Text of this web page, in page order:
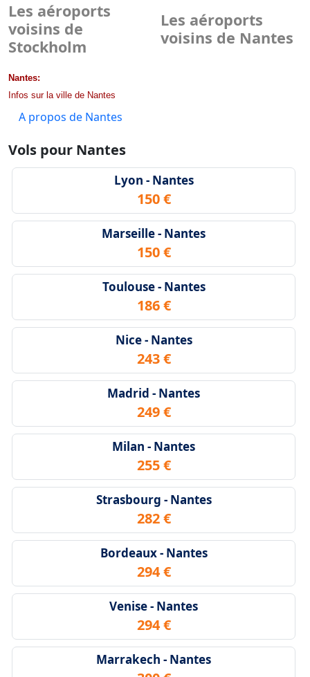
Les aéroports
voisins de
Stockholm
Les aéroports
voisins de Nantes
Nantes:
Infos sur la ville de Nantes
A propos de Nantes
Vols pour Nantes
Lyon - Nantes
150 €
Marseille - Nantes
150 €
Toulouse - Nantes
186 €
Nice - Nantes
243 €
Madrid - Nantes
249 €
Milan - Nantes
255 €
Strasbourg - Nantes
282 €
Bordeaux - Nantes
294 €
Venise - Nantes
294 €
Marrakech - Nantes